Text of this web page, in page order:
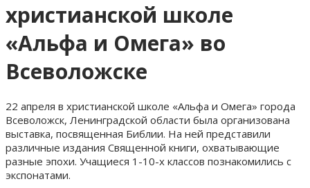
христианской школе
«Альфа и Омега» во
Всеволожске
22 апреля в христианской школе «Альфа и Омега» города
Всеволожск, Ленинградской области была организована
выставка, посвященная Библии. На ней представили
различные издания Священной книги, охватывающие
разные эпохи. Учащиеся 1-10-х классов познакомились с
экспонатами.